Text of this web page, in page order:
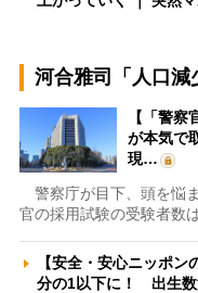
河合雅司「人口減
【「警
が本気で
現…
警察庁が目下、頭を悩
官の採用試験の受験者数
【安全・安心ニッポ
分の1以下に！ 出生